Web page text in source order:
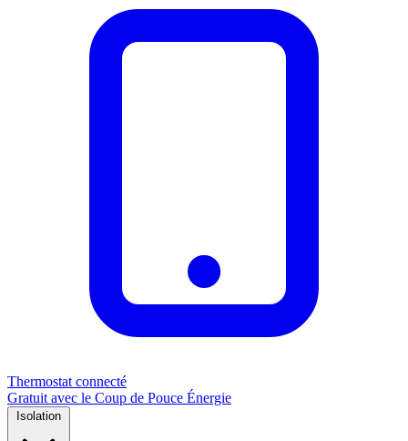
Thermostat connecté
Gratuit avec le Coup de Pouce Énergie